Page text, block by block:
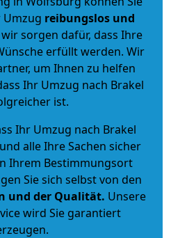
Umzug reibungslos und
sorgen dafür, dass Ihre
erfüllt werden. Wir
um Ihnen zu helfen
Ihr Umzug nach Brakel
ist.
Ihr Umzug nach Brakel
alle Ihre Sachen sicher
Ihrem Bestimmungsort
Sie sich selbst von den
und der Qualität. Unsere
wird Sie garantiert